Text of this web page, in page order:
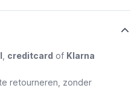
creditcard of Klarna
retourneren, zonder